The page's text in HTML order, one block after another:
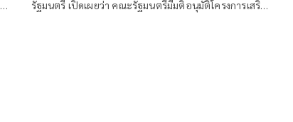
รัฐมนตรี เปิดเผยว่า คณะรัฐมนตรีมีมติอนุมัติโครงการเสริม